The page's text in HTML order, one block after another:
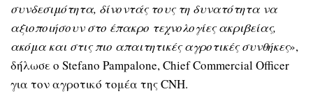
συνδεσιμότητα, δίνοντάς τους τη δυνατότητα να
αξιοποιήσουν στο έπακρο τεχνολογίες ακριβείας,
ακόμα και στις πιο απαιτητικές αγροτικές συνθήκες»,
δήλωσε ο Stefano Pampalone, Chief Commercial Officer
για τον αγροτικό τομέα της CNH.